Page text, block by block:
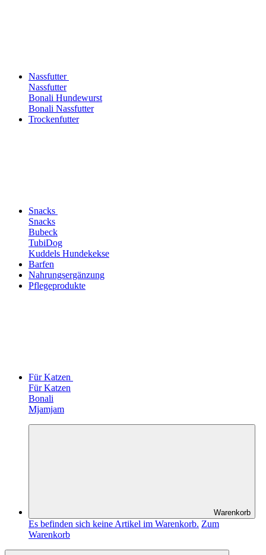
Nassfutter
Nassfutter
Bonali Hundewurst
Bonali Nassfutter
Trockenfutter
Snacks
Snacks
Bubeck
TubiDog
Kuddels Hundekekse
Barfen
Nahrungsergänzung
Pflegeprodukte
Für Katzen
Für Katzen
Bonali
Mjamjam
Warenkorb
Es befinden sich keine Artikel im Warenkorb. Zum
Warenkorb